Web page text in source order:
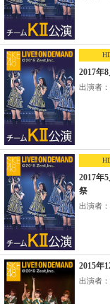
2017年
出演者
2017年
祭
出演者
2015年
出演者